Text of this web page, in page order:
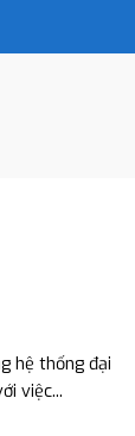
hệ thống đại
việc...